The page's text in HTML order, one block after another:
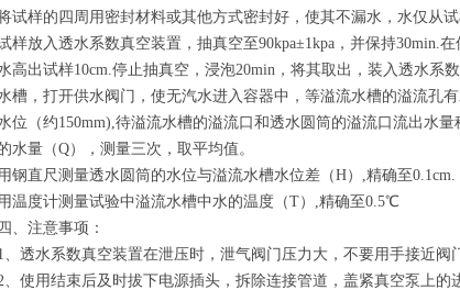
试样的四周用密封材料或其他方式密封好，使其不漏水，水仅从
样放入透水系数真空装置，抽真空至90kpa±1kpa，并保持30min.
高出试样10cm.停止抽真空，浸泡20min，将其取出，装入透水系
槽，打开供水阀门，使无汽水进入容器中，等溢流水槽的溢流孔
位（约150mm),待溢流水槽的溢流口和透水圆筒的溢流口流出水
水量（Q），测量三次，取平均值。
钢直尺测量透水圆筒的水位与溢流水槽水位差（H）,精确至0.1cm.
温度计测量试验中溢流水槽中水的温度（T）,精确至0.5℃
四、 注意事项：
、 透水系数真空装置在泄压时，泄气阀门压力大，不要用手接近阀
、使用结束后及时拔下电源插头，拆除连接管道，盖紧真空泵上的